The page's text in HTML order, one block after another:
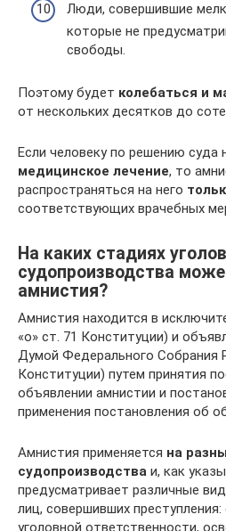
Люди, совершившие
которые не
свободы.
Поэтому будет колебаться и
от нескольких десятков до
Если человеку по решению суда
медицинское лечение, то
распространяться на него
соответствующих врачебных
На каких стадиях
судопроизводства
амнистия?
Амнистия находится в
«о» ст. 71 Конституции) и
Думой Федерального Собрания
Конституции) путем принятия
объявлении амнистии и
применения постановления об
Амнистия применяется на
судопроизводства и, как
предусматривает различные
лиц, совершивших
уголовной ответственности,